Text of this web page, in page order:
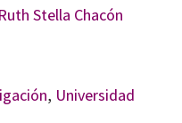
Ruth Stella Chacón
, Universidad